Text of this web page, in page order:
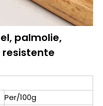
palmolie,
resistente
Per/100g